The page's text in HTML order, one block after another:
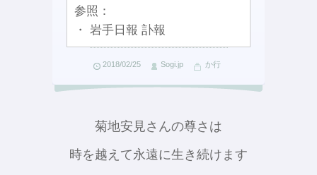
参照：
・ 岩手日報 訃報
2018/02/25 Sogi.jp か行
菊地安見さんの尊さは
時を越えて永遠に生き続けます